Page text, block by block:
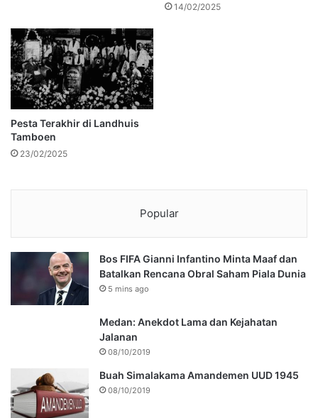
14/02/2025
Pesta Terakhir di Landhuis
Tamboen
23/02/2025
Popular
Bos FIFA Gianni Infantino Minta Maaf dan
Batalkan Rencana Obral Saham Piala Dunia
5 mins ago
Medan: Anekdot Lama dan Kejahatan
Jalanan
08/10/2019
Buah Simalakama Amandemen UUD 1945
08/10/2019